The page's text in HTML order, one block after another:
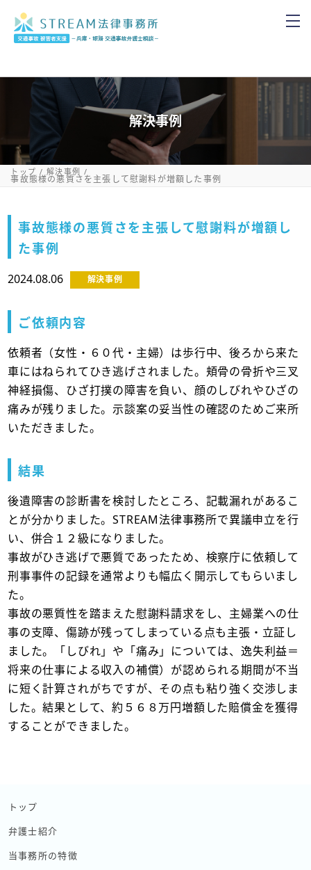
解決事例
トップ 解決事例
事故態様の悪質さを主張して慰謝料が増額した事例
事故態様の悪質さを主張して慰謝料が増額し
た事例
2024.08.06 解決事例
ご依頼内容
依頼者（女性・６０代・主婦）は歩行中、後ろから来た
車にはねられてひき逃げされました。頬骨の骨折や三叉
神経損傷、ひざ打撲の障害を負い、顔のしびれやひざの
痛みが残りました。示談案の妥当性の確認のためご来所
いただきました。
結果
後遺障害の診断書を検討したところ、記載漏れがあるこ
とが分かりました。STREAM法律事務所で異議申立を行
い、併合１２級になりました。
事故がひき逃げで悪質であったため、検察庁に依頼して
刑事事件の記録を通常よりも幅広く開示してもらいまし
た。
事故の悪質性を踏まえた慰謝料請求をし、主婦業への仕
事の支障、傷跡が残ってしまっている点も主張・立証し
ました。「しびれ」や「痛み」については、逸失利益＝
将来の仕事による収入の補償）が認められる期間が不当
に短く計算されがちですが、その点も粘り強く交渉しま
した。結果として、約５６８万円増額した賠償金を獲得
することができました。
トップ
弁護士紹介
当事務所の特徴